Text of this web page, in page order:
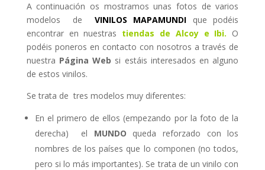
A continuación os mostramos unas fotos de varios
modelos de VINILOS MAPAMUNDI que podéis
encontrar en nuestras tiendas de Alcoy e Ibi. O
podéis poneros en contacto con nosotros a través de
nuestra Página Web si estáis interesados en alguno
de estos vinilos.
Se trata de tres modelos muy diferentes:
En el primero de ellos (empezando por la foto de la
derecha) el MUNDO queda reforzado con los
nombres de los países que lo componen (no todos,
pero si lo más importantes). Se trata de un vinilo con